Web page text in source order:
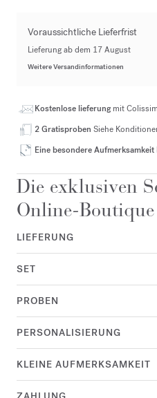
Voraussichtliche Lieferfrist
Lieferung ab dem 17 August
Weitere Versandinformationen
Kostenlose lieferungmit
2 Gratisproben Siehe
Eine besondere Aufmerksamkeit
Die exklusiven
Online-Boutique
LIEFERUNG
SET
PROBEN
PERSONALISIERUNG
KLEINE AUFMERKSAMKEIT